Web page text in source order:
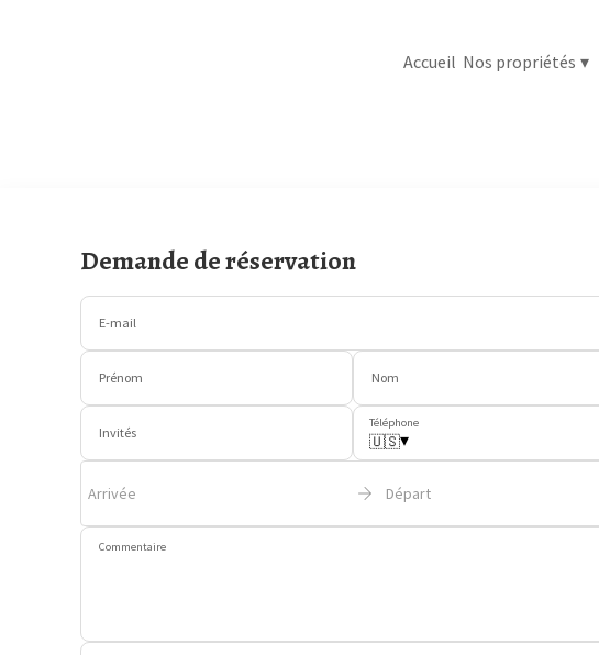
Accueil Nos propriétés ▾
Demande de réservation
E-mail
Prénom Nom
Invités
Téléphone
🇺🇸▾
Arrivée Départ
Commentaire